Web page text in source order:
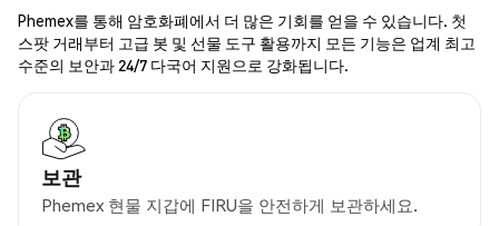
Phemex를 통해 암호화폐에서 더 많은 기회를 얻을 수 있습니다. 첫
스팟 거래부터 고급 봇 및 선물 도구 활용까지 모든 기능은 업계 최고
수준의 보안과 24/7 다국어 지원으로 강화됩니다.
보관
Phemex 현물 지갑에 FIRU을 안전하게 보관하세요.